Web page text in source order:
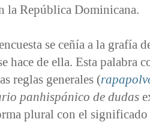
la República Dominicana.
se ceñía a la grafía
hace de ella. Esta palabra
reglas generales (
panhispánico de dudas
plural con el